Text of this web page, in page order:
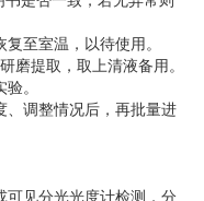
至室温，以待使用。
提取，取上清液备用。
。
调整情况后，再批量进
见分光光度计检测，分